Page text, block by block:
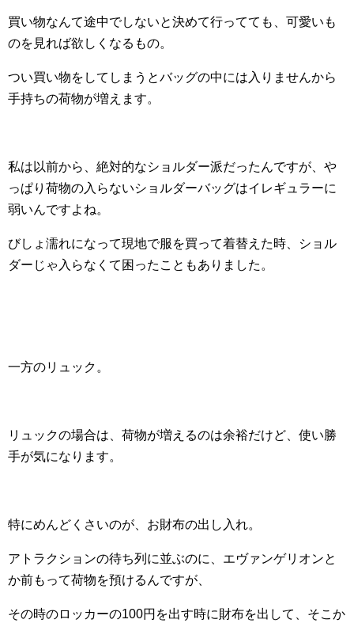
買い物なんて途中でしないと決めて行ってても、可愛いも
のを見れば欲しくなるもの。
つい買い物をしてしまうとバッグの中には入りませんから
手持ちの荷物が増えます。
私は以前から、絶対的なショルダー派だったんですが、や
っぱり荷物の入らないショルダーバッグはイレギュラーに
弱いんですよね。
びしょ濡れになって現地で服を買って着替えた時、ショル
ダーじゃ入らなくて困ったこともありました。
一方のリュック。
リュックの場合は、荷物が増えるのは余裕だけど、使い勝
手が気になります。
特にめんどくさいのが、お財布の出し入れ。
アトラクションの待ち列に並ぶのに、エヴァンゲリオンと
か前もって荷物を預けるんですが、
その時のロッカーの100円を出す時に財布を出して、そこか